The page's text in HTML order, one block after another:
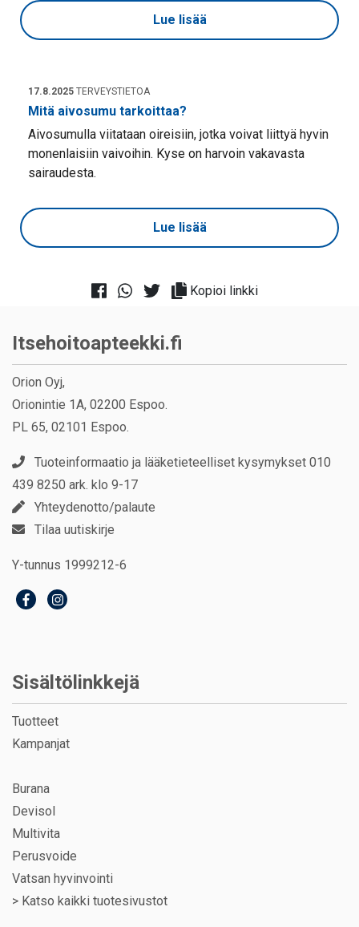
Lue lisää
17.8.2025 TERVEYSTIETOA
Mitä aivosumu tarkoittaa?
Aivosumulla viitataan oireisiin, jotka voivat liittyä hyvin
monenlaisiin vaivoihin. Kyse on harvoin vakavasta
sairaudesta.
Lue lisää
Kopioi linkki
Itsehoitoapteekki.fi
Orion Oyj,
Orionintie 1A, 02200 Espoo.
PL 65, 02101 Espoo.
Tuoteinformaatio ja lääketieteelliset kysymykset 010
439 8250 ark. klo 9-17
Yhteydenotto/palaute
Tilaa uutiskirje
Y-tunnus 1999212-6
Sisältölinkkejä
Tuotteet
Kampanjat
Burana
Devisol
Multivita
Perusvoide
Vatsan hyvinvointi
> Katso kaikki tuotesivustot